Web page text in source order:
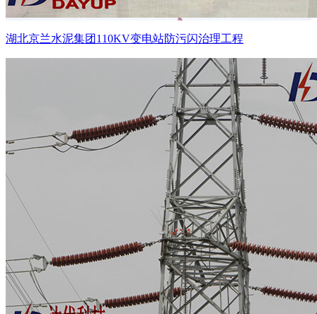
湖北京兰水泥集团110KV变电站防污闪治理工程